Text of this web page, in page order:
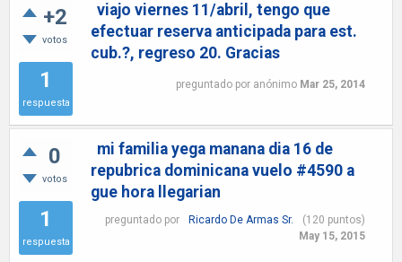
+2
votos
1
respuesta
viajo viernes 11/abril, tengo que
efectuar reserva anticipada para est.
cub.?, regreso 20. Gracias
preguntado por anónimo Mar 25, 2014
0
votos
1
respuesta
mi familia yega manana dia 16 de
repubrica dominicana vuelo #4590 a
gue hora llegarian
preguntado por Ricardo De Armas Sr. (120 puntos)
May 15, 2015